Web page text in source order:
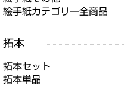
絵手紙カテゴリー全商品
拓本セット
拓本単品